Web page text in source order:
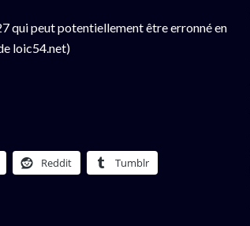
qui peut potentiellement être erronné en
loic54.net)
Reddit Tumblr